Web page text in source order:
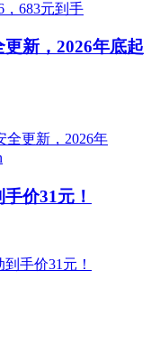
新，2026年底起
价31元！